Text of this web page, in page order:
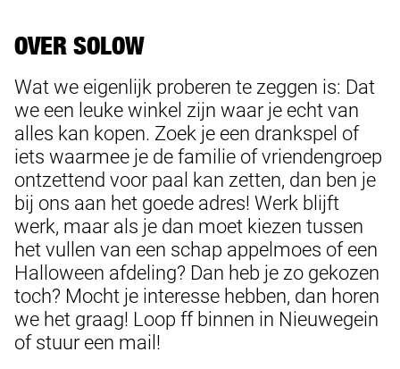
OVER SOLOW
Wat we eigenlijk proberen te zeggen is: Dat
we een leuke winkel zijn waar je echt van
alles kan kopen. Zoek je een drankspel of
iets waarmee je de familie of vriendengroep
ontzettend voor paal kan zetten, dan ben je
bij ons aan het goede adres! Werk blijft
werk, maar als je dan moet kiezen tussen
het vullen van een schap appelmoes of een
Halloween afdeling? Dan heb je zo gekozen
toch? Mocht je interesse hebben, dan horen
we het graag! Loop ff binnen in Nieuwegein
of stuur een mail!